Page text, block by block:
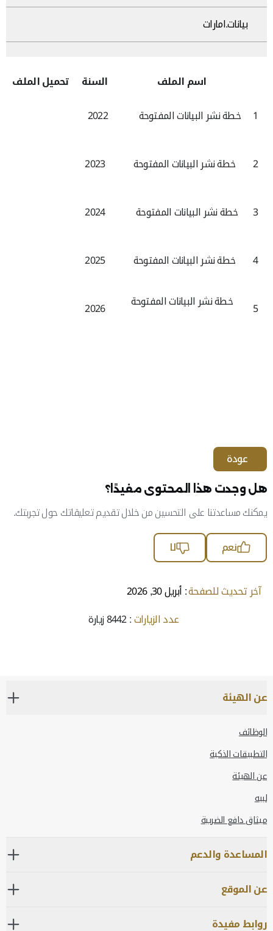
بيانات.امارات
اسم الملف السنة
تحميل الملف
خطة نشر البيانات المفتوحة 2022
2 خطة نشر البيانات المفتوحة 2023
3 خطة نشر البيانات المفتوحة 2024
4 خطة نشر البيانات المفتوحة 2025
5 خطة نشر البيانات المفتوحة 2026
عودة
هل وجدت هذا المحتوى مفيدًا؟
يمكنك مساعدتنا على التحسين من خلال تقديم تعليقاتك حول تجربتك.
نعم
لا
آخر تحديث للصفحة: أبريل 30, 2026
عدد الزيارات: 8442 زيارة
عن الهيئة
الوظائف
التطبيقات الذكية
عن الهيئة
لبيه
ميثاق دافع الضريبة
المساعدة والدعم
عن الموقع
روابط مفيدة